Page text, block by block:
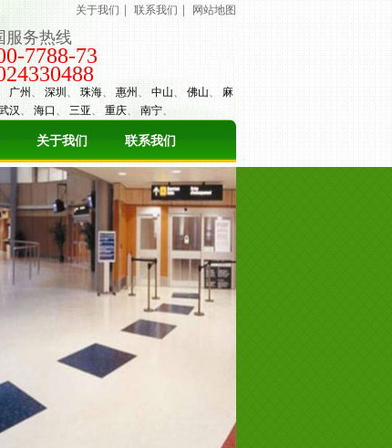
关于我们 ｜ 联系我们 ｜ 网站地图
服务热线
7788-73
广州 、 深圳 、 珠海、 惠州 、 中山、 佛山、 麻
汉、 海口 、 三亚、 重庆、 南宁、
关于我们 联系我们